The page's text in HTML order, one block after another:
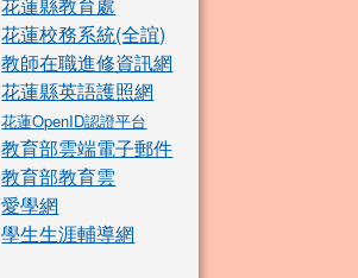
花蓮校務系統(全誼)
教師在職進修資訊網
花蓮縣英語護照網
花蓮OpenID認證平台
教育部雲端電子郵件
教育部教育雲
愛學網
學生生涯輔導網